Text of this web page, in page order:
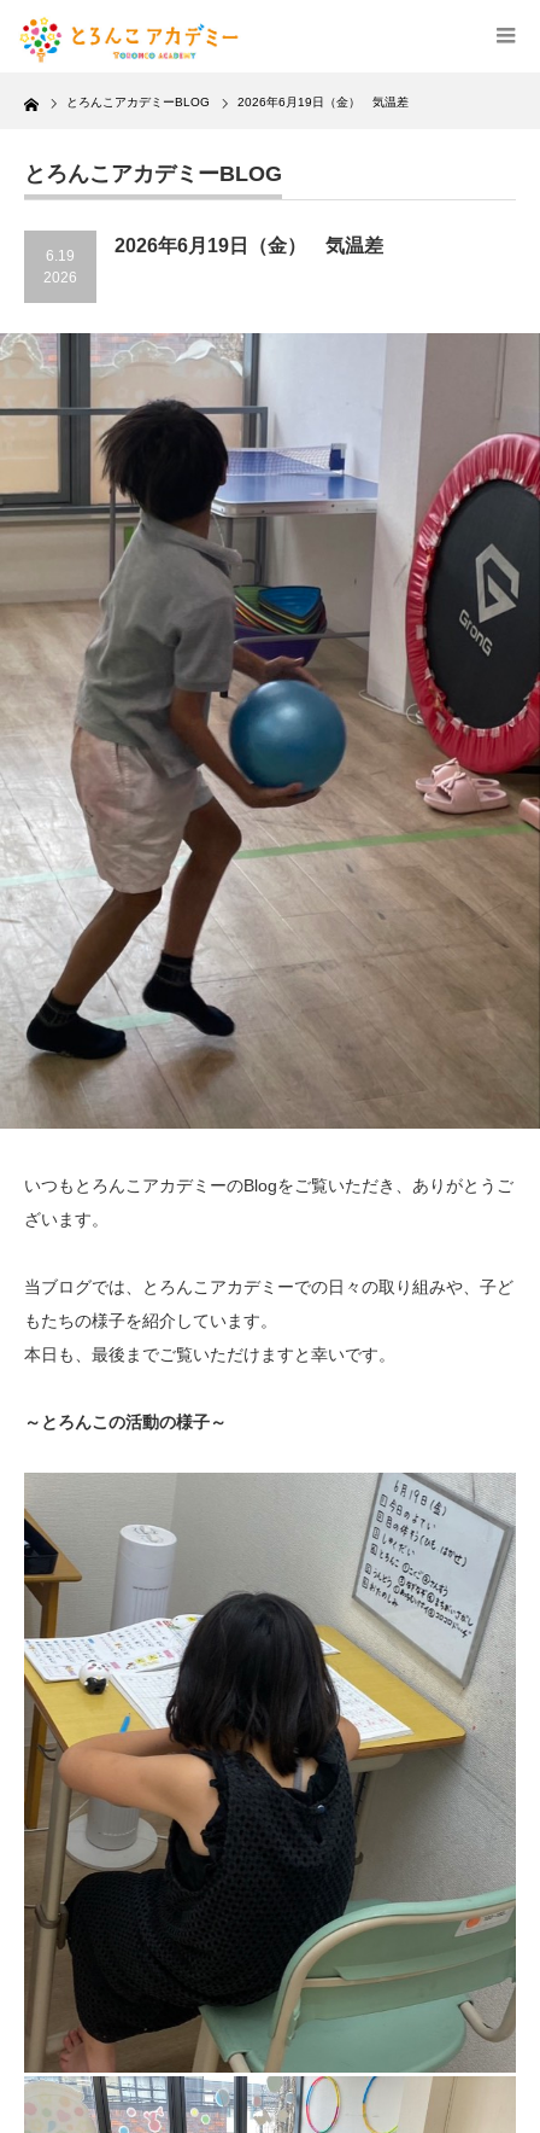
Home とろんこアカデミーBLOG 2026年6月19日（金） 気温差
とろんこアカデミーBLOG
6.19
2026
2026年6月19日（金） 気温差
いつもとろんこアカデミーのBlogをご覧いただき、ありがとうご
ざいます。
当ブログでは、とろんこアカデミーでの日々の取り組みや、子ど
もたちの様子を紹介しています。
本日も、最後までご覧いただけますと幸いです。
～とろんこの活動の様子～